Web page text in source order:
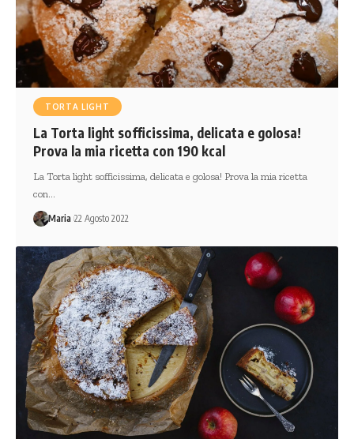
TORTA LIGHT
La Torta light sofficissima, delicata e golosa!
Prova la mia ricetta con 190 kcal
La Torta light sofficissima, delicata e golosa! Prova la mia ricetta
con…
Maria 22 Agosto 2022